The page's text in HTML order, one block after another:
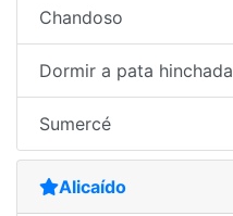
Chandoso
Dormir a pata hinchada
Sumercé
Alicaído